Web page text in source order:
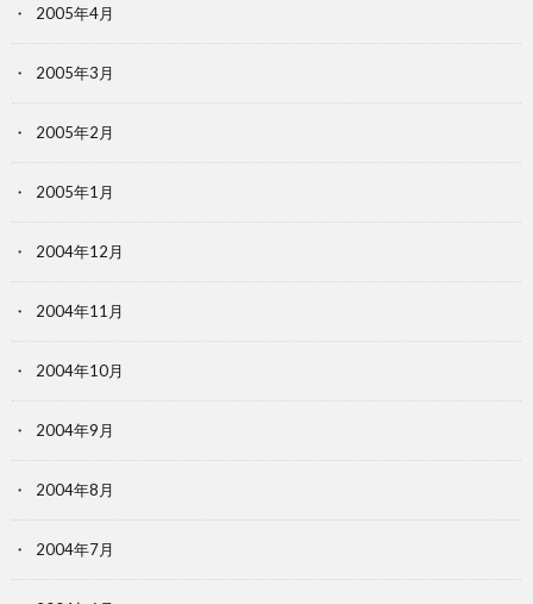
2005年4月
2005年3月
2005年2月
2005年1月
2004年12月
2004年11月
2004年10月
2004年9月
2004年8月
2004年7月